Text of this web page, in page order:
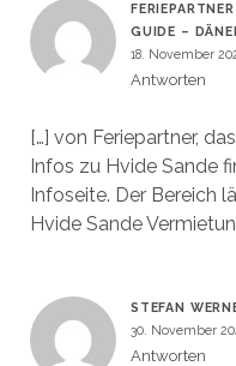
GUIDE –
18. November
Antworten
[…] von Feriepartner,
Infos zu Hvide Sande
Infoseite. Der Bereich
Hvide Sande
STEFAN
30. November
Antworten